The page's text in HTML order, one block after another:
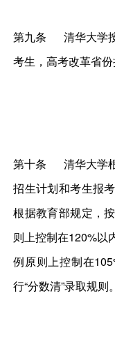
第九条 清华大学按
考生，高考改革省份
第十条 清华大学根
招生计划和考生报
根据教育部规定，
则上控制在120%以
例原则上控制在
行“分数清”录取规则。